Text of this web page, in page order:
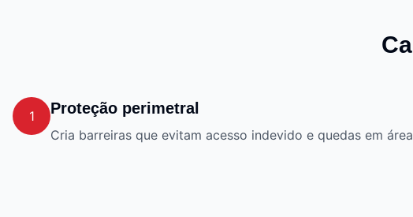
1 Proteção perimetral
Cria barreiras que evitam acesso indevido e quedas em